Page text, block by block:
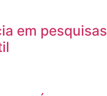
em pesquisas